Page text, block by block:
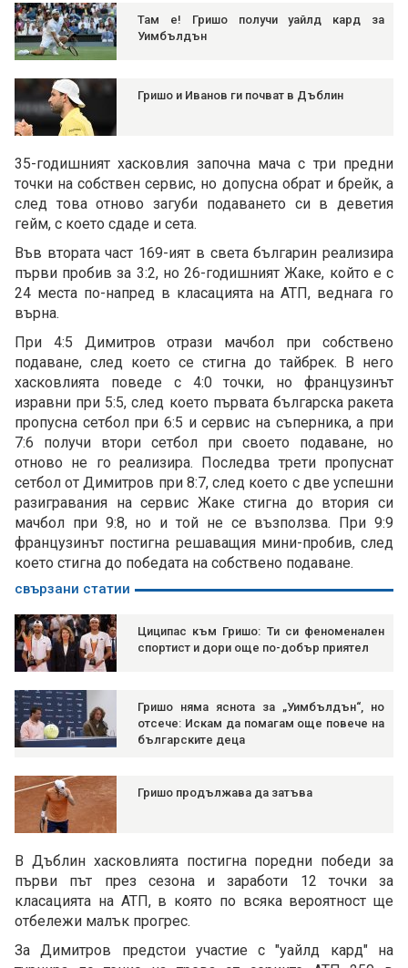
Там е! Гришо получи уайлд кард за
Уимбълдън
Гришо и Иванов ги почват в Дъблин
35-годишният хасковлия започна мача с три предни
точки на собствен сервис, но допусна обрат и брейк, а
след това отново загуби подаването си в деветия
гейм, с което сдаде и сета.
Във втората част 169-ият в света българин реализира
първи пробив за 3:2, но 26-годишният Жаке, който е с
24 места по-напред в класацията на АТП, веднага го
върна.
При 4:5 Димитров отрази мачбол при собствено
подаване, след което се стигна до тайбрек. В него
хасковлията поведе с 4:0 точки, но французинът
изравни при 5:5, след което първата българска ракета
пропусна сетбол при 6:5 и сервис на съперника, а при
7:6 получи втори сетбол при своето подаване, но
отново не го реализира. Последва трети пропуснат
сетбол от Димитров при 8:7, след което с две успешни
разигравания на сервис Жаке стигна до втория си
мачбол при 9:8, но и той не се възползва. При 9:9
французинът постигна решаващия мини-пробив, след
което стигна до победата на собствено подаване.
свързани статии
Циципас към Гришо: Ти си феноменален
спортист и дори още по-добър приятел
Гришо няма яснота за „Уимбълдън“, но
отсече: Искам да помагам още повече на
българските деца
Гришо продължава да затъва
В Дъблин хасковлията постигна поредни победи за
първи път през сезона и заработи 12 точки за
класацията на АТП, в която по всяка вероятност ще
отбележи малък прогрес.
За Димитров предстои участие с "уайлд кард" на